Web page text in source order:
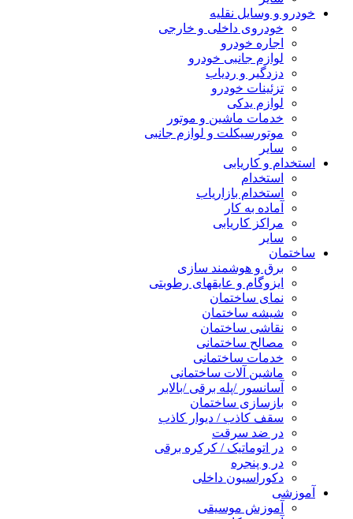
خودرو و وسایل نقلیه
خودروی داخلی و خارجی
اجاره خودرو
لوازم جانبی خودرو
دزدگیر و ردیاب
تزئینات خودرو
لوازم یدکی
خدمات ماشین و موتور
موتورسیکلت و لوازم جانبی
سایر
استخدام و کاریابی
استخدام
استخدام بازاریاب
آماده به کار
مراکز کاریابی
سایر
ساختمان
برق و هوشمند سازی
ایزوگام و عایقهای رطوبتی
نمای ساختمان
شیشه ساختمان
نقاشی ساختمان
مصالح ساختمانی
خدمات ساختمانی
ماشین آلات ساختمانی
آسانسور /پله برقی /بالابر
بازسازی ساختمان
سقف کاذب / دیوار کاذب
در ضد سرقت
در اتوماتیک / کرکره برقی
در و پنجره
دکوراسیون داخلی
آموزشی
آموزش موسیقی